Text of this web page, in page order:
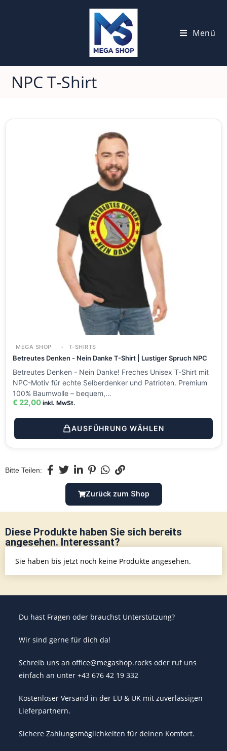
Menü
NPC T-Shirt
MEGA SHOP T-SHIRTS
Betreutes Denken - Nein Danke T-Shirt | Lustiger Spruch NPC
Betreutes Denken - Nein Danke! Freches Unisex T-Shirt mit
NPC-Motiv für echte Selberdenker und Patrioten. Premium
100% Baumwolle – bequem,…
€ 22,00 inkl. MwSt.
AUSFÜHRUNG WÄHLEN
Bitte Teilen:
Zurück zum Shop
Diese Produkte haben Sie sich bereits
angesehen. Interessant?
Sie haben bis jetzt noch keine Produkte angesehen.
Du hast Fragen oder brauchst Unterstützung?
Wir sind gerne für dich da!
Schreib uns an office@megashop.rocks oder ruf uns
einfach an unter +43 676 42 19 332
Kostenloser Versand in der EU & UK mit zuverlässigen
Lieferpartnern.
Sichere Zahlungsmöglichkeiten für deinen Komfort.